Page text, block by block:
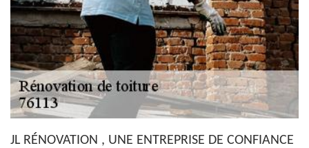
JL RÉNOVATION , UNE ENTREPRISE DE CONFIANCE